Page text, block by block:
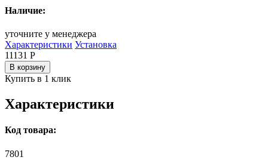
Наличие:
уточните у менеджера
Характеристики Установка
11131 Р
В корзину
Купить в 1 клик
Характеристики
Код товара:
7801